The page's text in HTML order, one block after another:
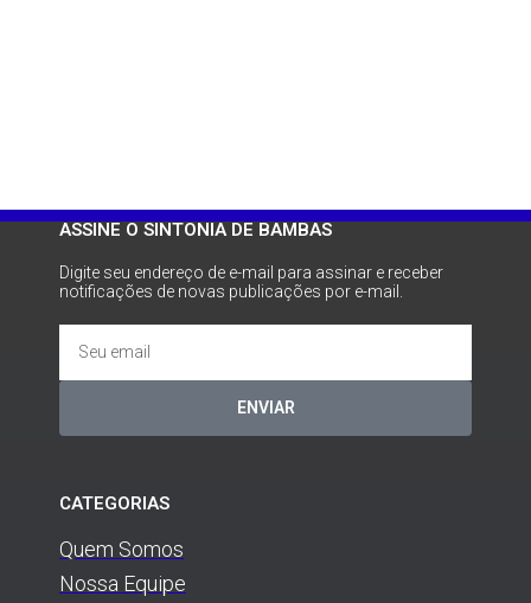
ASSINE O SINTONIA DE BAMBAS
Digite seu endereço de e-mail para assinar e receber
notificações de novas publicações por e-mail.
ENVIAR
CATEGORIAS
Quem Somos
Nossa Equipe